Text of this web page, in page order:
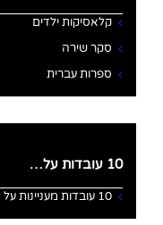
קלאסיקות ילדים
סקר שירה
ספרות עברית
10 עובדות על…
10 עובדות מעניינות על סופרים מפורסמים